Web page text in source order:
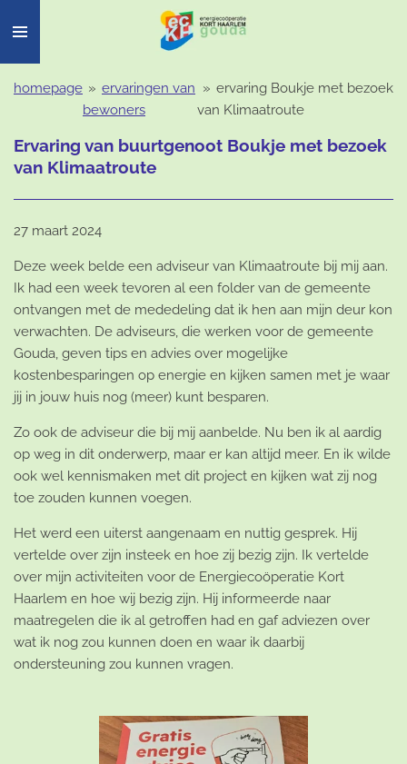
direct
naar
de
hoofdinhoud
homepage » ervaringen van
bewoners
» ervaring Boukje met bezoek
van Klimaatroute
Ervaring van buurtgenoot Boukje met bezoek
van Klimaatroute
27 maart 2024
Deze week belde een adviseur van Klimaatroute bij mij aan.
Ik had een week tevoren al een folder van de gemeente
ontvangen met de mededeling dat ik hen aan mijn deur kon
verwachten. De adviseurs, die werken voor de gemeente
Gouda, geven tips en advies over mogelijke
kostenbesparingen op energie en kijken samen met je waar
jij in jouw huis nog (meer) kunt besparen.
Zo ook de adviseur die bij mij aanbelde. Nu ben ik al aardig
op weg in dit onderwerp, maar er kan altijd meer. En ik wilde
ook wel kennismaken met dit project en kijken wat zij nog
toe zouden kunnen voegen.
Het werd een uiterst aangenaam en nuttig gesprek. Hij
vertelde over zijn insteek en hoe zij bezig zijn. Ik vertelde
over mijn activiteiten voor de Energiecoöperatie Kort
Haarlem en hoe wij bezig zijn. Hij informeerde naar
maatregelen die ik al getroffen had en gaf adviezen over
wat ik nog zou kunnen doen en waar ik daarbij
ondersteuning zou kunnen vragen.